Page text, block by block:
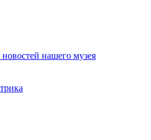
нашего музея